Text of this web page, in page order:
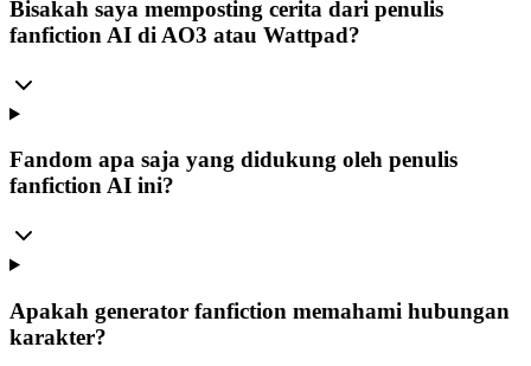
Bisakah saya memposting cerita dari penulis
fanfiction AI di AO3 atau Wattpad?
Fandom apa saja yang didukung oleh penulis
fanfiction AI ini?
Apakah generator fanfiction memahami hubungan
karakter?